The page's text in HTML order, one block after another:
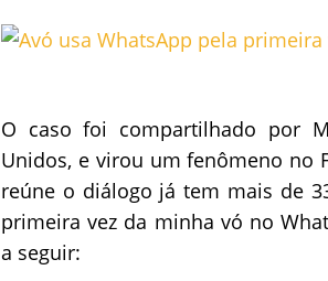
O caso foi compartilhado por
Unidos, e virou um fenômeno no
reúne o diálogo já tem mais de
primeira vez da minha vó no
a seguir: